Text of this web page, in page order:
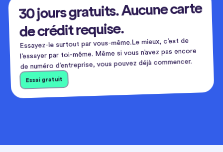
30 jours gratuits. Aucune carte
de crédit requise.
Essayez-le surtout par vous-même.Le mieux, c’est de
l’essayer par toi-même. Même si vous n’avez pas encore
de numéro d’entreprise, vous pouvez déjà commencer.
Essai gratuit